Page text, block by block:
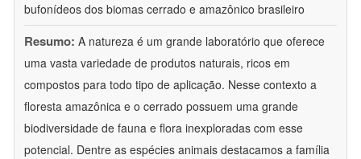
bufonídeos dos biomas cerrado e amazônico brasileiro
Resumo: A natureza é um grande laboratório que oferece
uma vasta variedade de produtos naturais, ricos em
compostos para todo tipo de aplicação. Nesse contexto a
floresta amazônica e o cerrado possuem uma grande
biodiversidade de fauna e flora inexploradas com esse
potencial. Dentre as espécies animais destacamos a família